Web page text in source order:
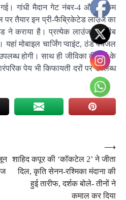
गांधी मैदान गेट नंबर-4 और इनकम
पर तैयार इन प्री-फैब्रिकेटेड लाउंज का
ने कराया है। प्रत्येक लाउंज में करीब
मोबाइल चार्जिंग प्वाइंट, ठंडे पेयजल
होगी। साथ ही जीविका दीदियों के
पेय भी किफायती दरों पर उपलब्ध
शाहिद कपूर की ‘कॉकटेल 2’ ने जीता
दिल, कृति सेनन-रश्मिका मंदाना की
हुई तारीफ, दर्शक बोले- तीनों ने
कमाल कर दिया
⟶